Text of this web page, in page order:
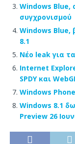
Windows Blue,
συγχρονισμού
Windows Blue,
8.1
Νέο leak για
Internet
SPDY και
Windows
Windows 8.1
Preview 26